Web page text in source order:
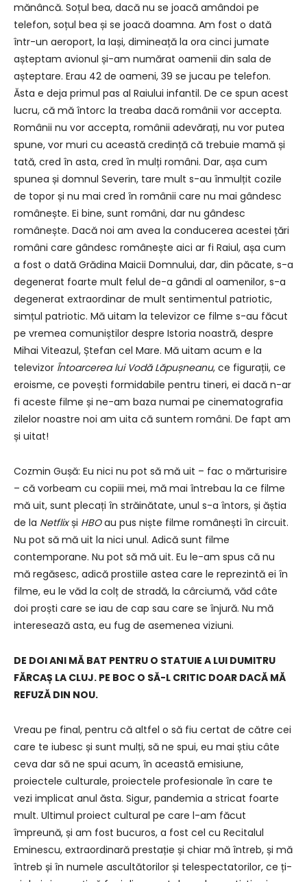
mănâncă. Soțul bea, dacă nu se joacă amândoi pe
telefon, soțul bea și se joacă doamna. Am fost o dată
într-un aeroport, la Iași, dimineață la ora cinci jumate
așteptam avionul și-am numărat oamenii din sala de
așteptare. Erau 42 de oameni, 39 se jucau pe telefon.
Ăsta e deja primul pas al Raiului infantil. De ce spun acest
lucru, că mă întorc la treaba dacă românii vor accepta.
Românii nu vor accepta, românii adevărați, nu vor putea
spune, vor muri cu această credință că trebuie mamă și
tată, cred în asta, cred în mulți români. Dar, așa cum
spunea și domnul Severin, tare mult s-au înmulțit cozile
de topor și nu mai cred în românii care nu mai gândesc
românește. Ei bine, sunt români, dar nu gândesc
românește. Dacă noi am avea la conducerea acestei țări
români care gândesc românește aici ar fi Raiul, așa cum
a fost o dată Grădina Maicii Domnului, dar, din păcate, s-a
degenerat foarte mult felul de-a gândi al oamenilor, s-a
degenerat extraordinar de mult sentimentul patriotic,
simțul patriotic. Mă uitam la televizor ce filme s-au făcut
pe vremea comuniștilor despre Istoria noastră, despre
Mihai Viteazul, Ștefan cel Mare. Mă uitam acum e la
televizor Întoarcerea lui Vodă Lăpușneanu, ce figurații, ce
eroisme, ce povești formidabile pentru tineri, ei dacă n-ar
fi aceste filme și ne-am baza numai pe cinematografia
zilelor noastre noi am uita că suntem români. De fapt am
și uitat!
Cozmin Gușă: Eu nici nu pot să mă uit – fac o mărturisire
– că vorbeam cu copiii mei, mă mai întrebau la ce filme
mă uit, sunt plecați în străinătate, unul s-a întors, și ăștia
de la Netflixși HBOau pus niște filme românești în circuit.
Nu pot să mă uit la nici unul. Adică sunt filme
contemporane. Nu pot să mă uit. Eu le-am spus că nu
mă regăsesc, adică prostiile astea care le reprezintă ei în
filme, eu le văd la colț de stradă, la cârciumă, văd câte
doi proști care se iau de cap sau care se înjură. Nu mă
interesează asta, eu fug de asemenea viziuni.
DE DOI ANI MĂ BAT PENTRU O STATUIE A LUI DUMITRU
FĂRCAȘ LA CLUJ. PE BOC O SĂ-L CRITIC DOAR DACĂ MĂ
REFUZĂ DIN NOU.
Vreau pe final, pentru că altfel o să fiu certat de către cei
care te iubesc și sunt mulți, să ne spui, eu mai știu câte
ceva dar să ne spui acum, în această emisiune,
proiectele culturale, proiectele profesionale în care te
vezi implicat anul ăsta. Sigur, pandemia a stricat foarte
mult. Ultimul proiect cultural pe care l-am făcut
împreună, și am fost bucuros, a fost cel cu Recitalul
Eminescu, extraordinară prestație și chiar mă întreb, și mă
întreb și în numele ascultătorilor și telespectatorilor, ce ți-